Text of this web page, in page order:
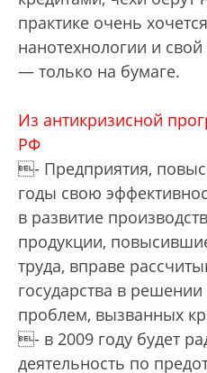
практике очень
нанотехнологии и
— только на бумаге.
Из антикризисной
РФ
- Предприятия,
годы свою
в развитие
продукции,
труда, вправе
государства в
проблем, вызванных
- в 2009 году будет
деятельность по